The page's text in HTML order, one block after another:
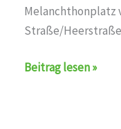
Melanchthonplatz
Straße/
Umleitung
Beitrag lesen »